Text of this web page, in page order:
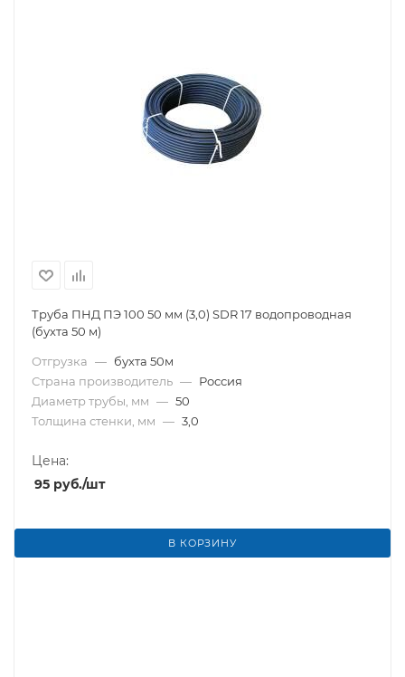
Труба ПНД ПЭ 100 50 мм (3,0) SDR 17 водопроводная
(бухта 50 м)
Отгрузка — бухта 50м
Страна производитель — Россия
Диаметр трубы, мм — 50
Толщина стенки, мм — 3,0
Цена:
95 руб./шт
В КОРЗИНУ